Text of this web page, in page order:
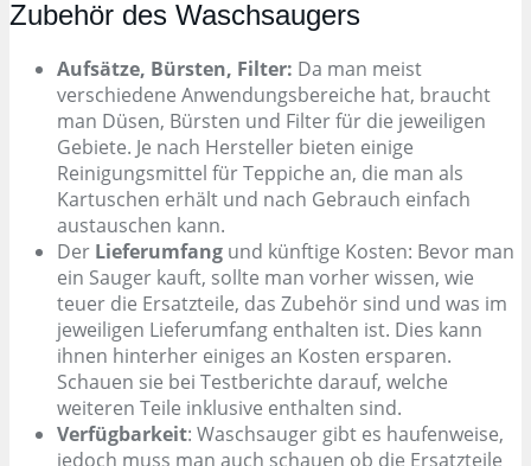
Zubehör des Waschsaugers
Aufsätze, Bürsten, Filter: Da man meist
verschiedene Anwendungsbereiche hat, braucht
man Düsen, Bürsten und Filter für die jeweiligen
Gebiete. Je nach Hersteller bieten einige
Reinigungsmittel für Teppiche an, die man als
Kartuschen erhält und nach Gebrauch einfach
austauschen kann.
Der Lieferumfang und künftige Kosten: Bevor man
ein Sauger kauft, sollte man vorher wissen, wie
teuer die Ersatzteile, das Zubehör sind und was im
jeweiligen Lieferumfang enthalten ist. Dies kann
ihnen hinterher einiges an Kosten ersparen.
Schauen sie bei Testberichte darauf, welche
weiteren Teile inklusive enthalten sind.
Verfügbarkeit: Waschsauger gibt es haufenweise,
jedoch muss man auch schauen ob die Ersatzteile